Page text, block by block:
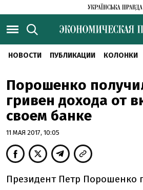
НОВОСТИ ПУБЛИКАЦИИ КОЛОНКИ
Порошенко
гривен дохода от
своем банке
11 МАЯ 2017, 10:05
Президент Петр Порошенко